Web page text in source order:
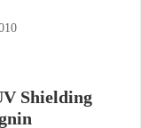
Shielding